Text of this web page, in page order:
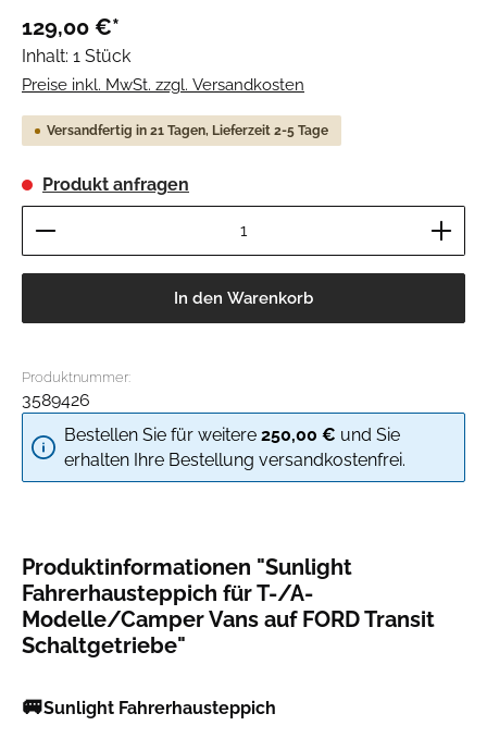
129,00 €*
Inhalt: 1 Stück
Preise inkl. MwSt. zzgl. Versandkosten
Versandfertig in 21 Tagen, Lieferzeit 2-5 Tage
Produkt anfragen
Produkt Anzahl: Gib den gewünschten Wert ein
In den Warenkorb
Produktnummer:
3589426
Bestellen Sie für weitere 250,00 € und Sie
erhalten Ihre Bestellung versandkostenfrei.
Produktinformationen "Sunlight
Fahrerhausteppich für T-/A-
Modelle/Camper Vans auf FORD Transit
Schaltgetriebe"
🚐Sunlight Fahrerhausteppich